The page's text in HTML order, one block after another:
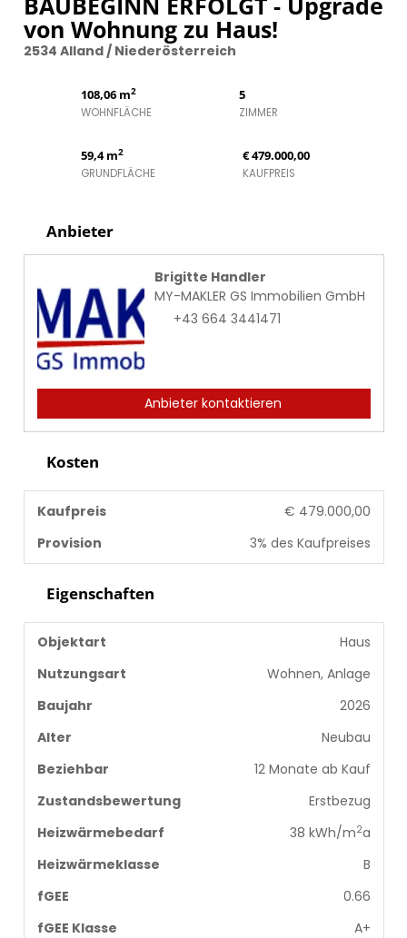
von Wohnung zu Haus!
2534 Alland / Niederösterreich
108,06 m2
WOHNFLÄCHE
5
ZIMMER
59,4 m2
GRUNDFLÄCHE
€ 479.000,00
KAUFPREIS
Anbieter
Brigitte Handler
MY-MAKLER GS Immobilien GmbH
+43 664 3441471
Anbieter kontaktieren
Kosten
Kaufpreis
€ 479.000,00
Provision
3% des Kaufpreises
Eigenschaften
Objektart
Haus
Nutzungsart
Wohnen, Anlage
Baujahr
2026
Alter
Neubau
Beziehbar
12 Monate ab Kauf
Zustandsbewertung
Erstbezug
Heizwärmebedarf
38 kWh/m2a
Heizwärmeklasse
B
fGEE
0.66
fGEE Klasse
A+